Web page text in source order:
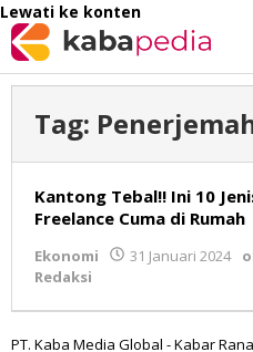
Lewati ke konten
Tag:
Kantong Tebal!! Ini 10
Freelance Cuma di Rumah
Ekonomi 31 Januari 2024
Redaksi
PT. Kaba Media Global - Kabar